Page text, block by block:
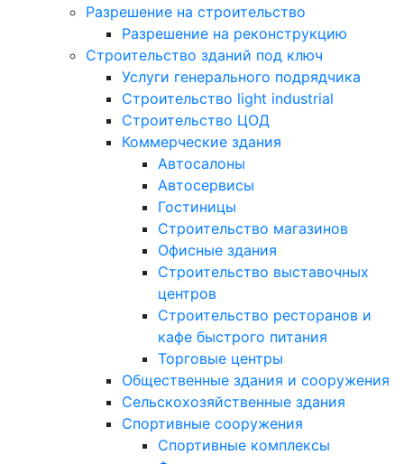
Разрешение на строительство
Разрешение на реконструкцию
Строительство зданий под ключ
Услуги генерального подрядчика
Строительство light industrial
Строительство ЦОД
Коммерческие здания
Автосалоны
Автосервисы
Гостиницы
Строительство магазинов
Офисные здания
Строительство выставочных
центров
Строительство ресторанов и
кафе быстрого питания
Торговые центры
Общественные здания и сооружения
Сельскохозяйственные здания
Спортивные сооружения
Спортивные комплексы